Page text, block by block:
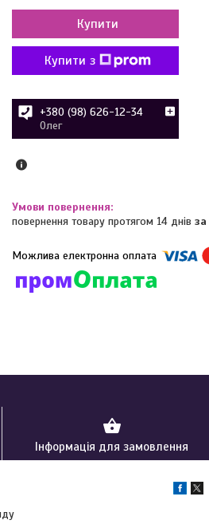
Купити
Купити з
+380 (98) 626-12-34
Олег
повернення товару протягом 14 днів
Інформація для замовлення